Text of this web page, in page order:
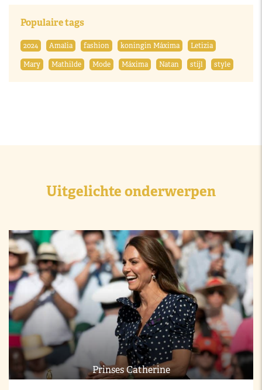
Populaire tags
2024 Amalia fashion koningin Máxima
Letizia
Mary
Mathilde Mode Máxima Natan stijl style
Uitgelichte onderwerpen
Prinses Catherine